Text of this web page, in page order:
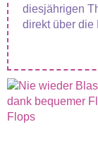
diesjährigen
direkt über die